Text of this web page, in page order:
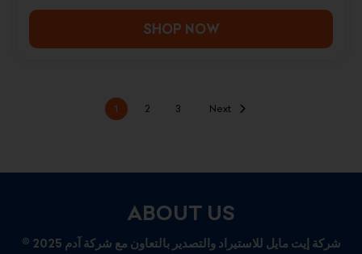
SHOP NOW
1 2 3 Next
ABOUT US
© 2025 شركة إيت مايل للاستيراد والتصدير بالتعاون مع شركة آدم